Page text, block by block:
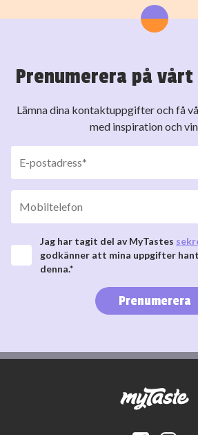
Prenumerera på
Lämna dina kontaktuppgifter och få
med inspiration och
Jag har tagit del av MyTastes
godkänner att mina uppgifter
denna.*
Prenumerera